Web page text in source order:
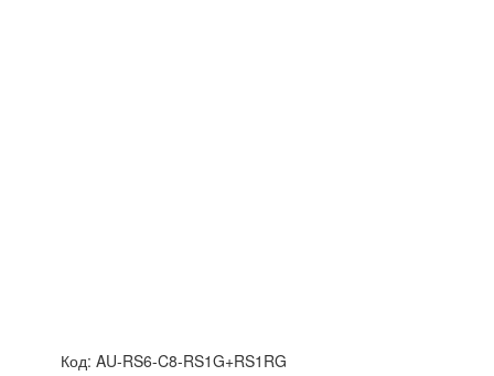
Код: AU-RS6-C8-RS1G+RS1RG